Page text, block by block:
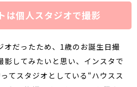
は個人スタジオで撮影
オだったため、1歳のお誕生日撮
影してみたいと思い、インスタで
てスタジオとしている“ハウスス